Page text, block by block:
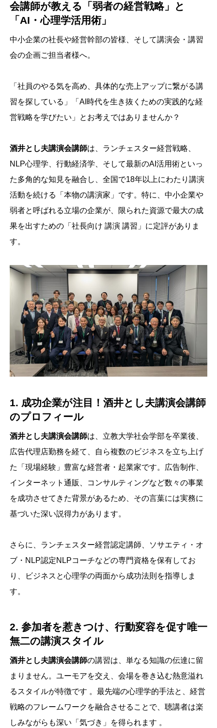
会講師が教える「弱者の経営戦略」と
「AI・心理学活用術」
中小企業の社長や経営幹部の皆様、そして講演会・講習
会の企画ご担当者様へ。
「社員のやる気を高め、具体的な売上アップに繋がる講
習を探している」「AI時代を生き抜くための実践的な経
営戦略を学びたい」とお考えではありませんか？
酒井とし夫講演会講師は、ランチェスター経営戦略、
NLP心理学、行動経済学、そして最新のAI活用術といっ
た多角的な知見を融合し、全国で18年以上にわたり講演
活動を続ける「本物の講演家」です。特に、中小企業や
弱者と呼ばれる立場の企業が、限られた資源で最大の成
果を出すための「社長向け 講演 講習」に定評がありま
す。
1. 成功企業が注目！ 酒井とし夫講演会講師
のプロフィール
酒井とし夫講演会講師は、立教大学社会学部を卒業後、
広告代理店勤務を経て、自ら複数のビジネスを立ち上げ
た「現場経験」豊富な経営者・起業家です。広告制作、
インターネット通販、コンサルティングなど数々の事業
を成功させてきた背景があるため、その言葉には実務に
基づいた深い説得力があります。
さらに、ランチェスター経営認定講師、ソサエティ・オ
ブ・NLP認定NLPコーチなどの専門資格を保有してお
り、ビジネスと心理学の両面から成功法則を指導しま
す。
2. 参加者を惹きつけ、行動変容を促す唯一
無二の講演スタイル
酒井とし夫講演会講師の講習は、単なる知識の伝達に留
まりません。ユーモアを交え、会場を巻き込む熱意溢れ
るスタイルが特徴です 。最先端の心理学的手法と、経営
戦略のフレームワークを融合させることで、聴講者は楽
しみながらも深い「気づき」を得られます 。